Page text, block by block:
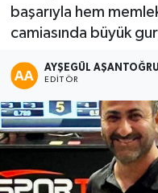
başarıyla hem
camiasında büyük
AYŞEGÜL
EDITÖR